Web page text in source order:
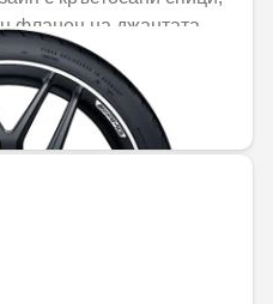
фланец на джантата